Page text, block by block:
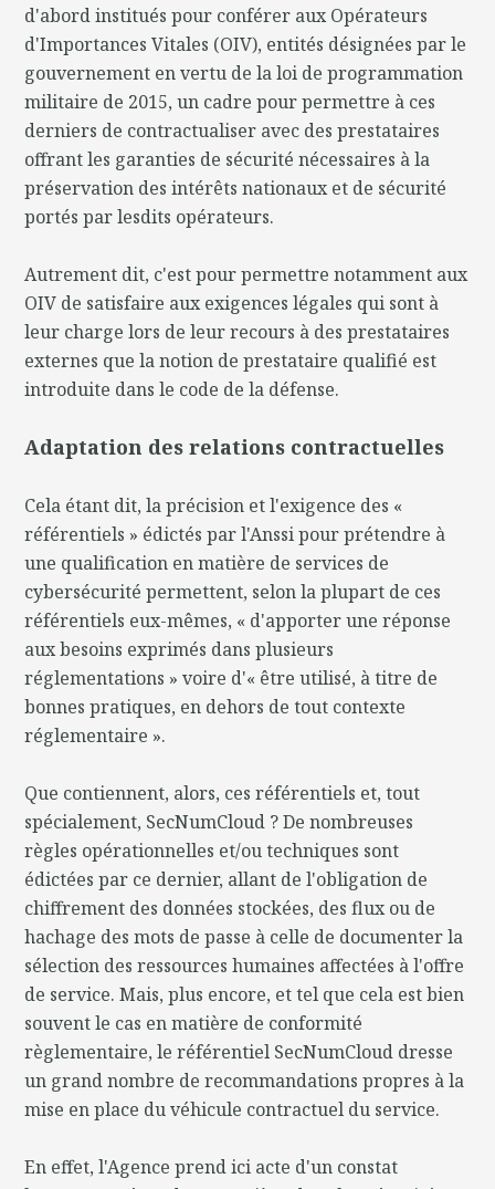
d'abord institués pour conférer aux Opérateurs
d'Importances Vitales (OIV), entités désignées par le
gouvernement en vertu de la loi de programmation
militaire de 2015, un cadre pour permettre à ces
derniers de contractualiser avec des prestataires
offrant les garanties de sécurité nécessaires à la
préservation des intérêts nationaux et de sécurité
portés par lesdits opérateurs.
Autrement dit, c'est pour permettre notamment aux
OIV de satisfaire aux exigences légales qui sont à
leur charge lors de leur recours à des prestataires
externes que la notion de prestataire qualifié est
introduite dans le code de la défense.
Adaptation des relations contractuelles
Cela étant dit, la précision et l'exigence des «
référentiels » édictés par l'Anssi pour prétendre à
une qualification en matière de services de
cybersécurité permettent, selon la plupart de ces
référentiels eux-mêmes, « d'apporter une réponse
aux besoins exprimés dans plusieurs
réglementations » voire d'« être utilisé, à titre de
bonnes pratiques, en dehors de tout contexte
réglementaire ».
Que contiennent, alors, ces référentiels et, tout
spécialement, SecNumCloud ? De nombreuses
règles opérationnelles et/ou techniques sont
édictées par ce dernier, allant de l'obligation de
chiffrement des données stockées, des flux ou de
hachage des mots de passe à celle de documenter la
sélection des ressources humaines affectées à l'offre
de service. Mais, plus encore, et tel que cela est bien
souvent le cas en matière de conformité
règlementaire, le référentiel SecNumCloud dresse
un grand nombre de recommandations propres à la
mise en place du véhicule contractuel du service.
En effet, l'Agence prend ici acte d'un constat